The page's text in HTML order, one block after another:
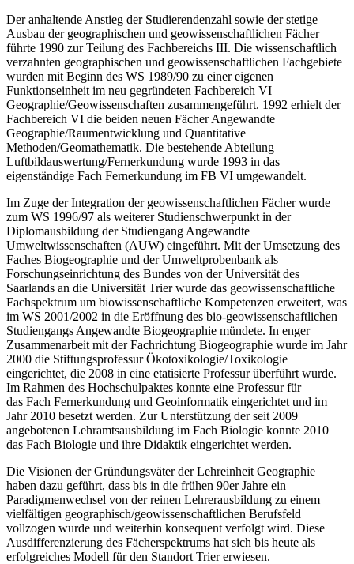
Der anhaltende Anstieg der Studierendenzahl sowie der stetige
Ausbau der geographischen und geowissenschaftlichen Fächer
führte 1990 zur Teilung des Fachbereichs III. Die wissenschaftlich
verzahnten geographischen und geowissenschaftlichen Fachgebiete
wurden mit Beginn des WS 1989/90 zu einer eigenen
Funktionseinheit im neu gegründeten Fachbereich VI
Geographie/Geowissenschaften zusammengeführt. 1992 erhielt der
Fachbereich VI die beiden neuen Fächer Angewandte
Geographie/Raumentwicklung und Quantitative
Methoden/Geomathematik. Die bestehende Abteilung
Luftbildauswertung/Fernerkundung wurde 1993 in das
eigenständige Fach Fernerkundung im FB VI umgewandelt.
Im Zuge der Integration der geowissenschaftlichen Fächer wurde
zum WS 1996/97 als weiterer Studienschwerpunkt in der
Diplomausbildung der Studiengang Angewandte
Umweltwissenschaften (AUW) eingeführt. Mit der Umsetzung des
Faches Biogeographie und der Umweltprobenbank als
Forschungseinrichtung des Bundes von der Universität des
Saarlands an die Universität Trier wurde das geowissenschaftliche
Fachspektrum um biowissenschaftliche Kompetenzen erweitert, was
im WS 2001/2002 in die Eröffnung des bio-geowissenschaftlichen
Studiengangs Angewandte Biogeographie mündete. In enger
Zusammenarbeit mit der Fachrichtung Biogeographie wurde im Jahr
2000 die Stiftungsprofessur Ökotoxikologie/Toxikologie
eingerichtet, die 2008 in eine etatisierte Professur überführt wurde.
Im Rahmen des Hochschulpaktes konnte eine Professur für
das Fach Fernerkundung und Geoinformatik eingerichtet und im
Jahr 2010 besetzt werden. Zur Unterstützung der seit 2009
angebotenen Lehramtsausbildung im Fach Biologie konnte 2010
das Fach Biologie und ihre Didaktik eingerichtet werden.
Die Visionen der Gründungsväter der Lehreinheit Geographie
haben dazu geführt, dass bis in die frühen 90er Jahre ein
Paradigmenwechsel von der reinen Lehrerausbildung zu einem
vielfältigen geographisch/geowissenschaftlichen Berufsfeld
vollzogen wurde und weiterhin konsequent verfolgt wird. Diese
Ausdifferenzierung des Fächerspektrums hat sich bis heute als
erfolgreiches Modell für den Standort Trier erwiesen.